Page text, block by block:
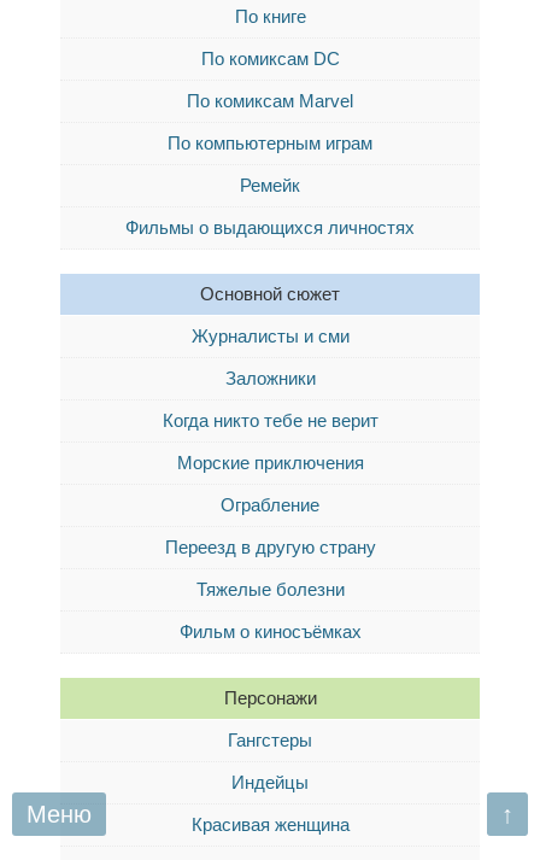
По книге
По комиксам DC
По комиксам Marvel
По компьютерным играм
Ремейк
Фильмы о выдающихся личностях
Основной сюжет
Журналисты и сми
Заложники
Когда никто тебе не верит
Морские приключения
Ограбление
Переезд в другую страну
Тяжелые болезни
Фильм о киносъёмках
Персонажи
Гангстеры
Индейцы
Красивая женщина
Меню ↑